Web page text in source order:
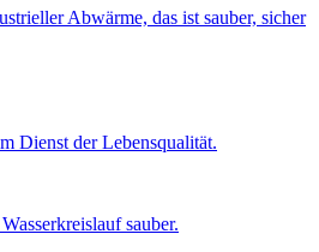
Abwärme, das ist sauber, sicher
Dienst der Lebensqualität.
sauber.